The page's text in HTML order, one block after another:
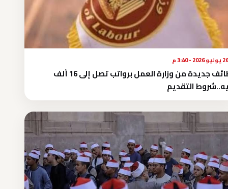
2026 - 3:40 م
وظائف جديدة من وزارة العمل برواتب تصل إلى 16 ألف
التقديم